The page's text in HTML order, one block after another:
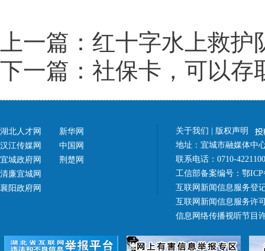
上一篇：红十字水上救
下一篇：社保卡，可以存
湖北人才网
汉江传媒网
宜城政府网
清廉宜城网
襄阳政府网
新华网
中国网
荆楚网
关于我们
版权声明
地址：宜城市融媒体中
联系电话：0710-
工信部备案编号： 鄂ICP
互联网新闻信息服务登
互联网新闻信息服务许
信息网络传播视听节目